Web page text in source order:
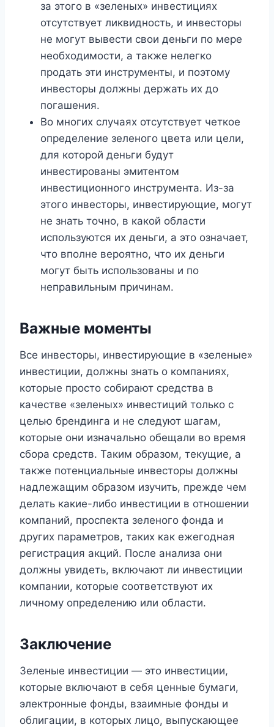
за этого в «зеленых» инвестициях
отсутствует ликвидность, и инвесторы
не могут вывести свои деньги по мере
необходимости, а также нелегко
продать эти инструменты, и поэтому
инвесторы должны держать их до
погашения.
Во многих случаях отсутствует четкое
определение зеленого цвета или цели,
для которой деньги будут
инвестированы эмитентом
инвестиционного инструмента. Из-за
этого инвесторы, инвестирующие, могут
не знать точно, в какой области
используются их деньги, а это означает,
что вполне вероятно, что их деньги
могут быть использованы и по
неправильным причинам.
Важные моменты
Все инвесторы, инвестирующие в «зеленые»
инвестиции, должны знать о компаниях,
которые просто собирают средства в
качестве «зеленых» инвестиций только с
целью брендинга и не следуют шагам,
которые они изначально обещали во время
сбора средств. Таким образом, текущие, а
также потенциальные инвесторы должны
надлежащим образом изучить, прежде чем
делать какие-либо инвестиции в отношении
компаний, проспекта зеленого фонда и
других параметров, таких как ежегодная
регистрация акций. После анализа они
должны увидеть, включают ли инвестиции
компании, которые соответствуют их
личному определению или области.
Заключение
Зеленые инвестиции — это инвестиции,
которые включают в себя ценные бумаги,
электронные фонды, взаимные фонды и
облигации, в которых лицо, выпускающее